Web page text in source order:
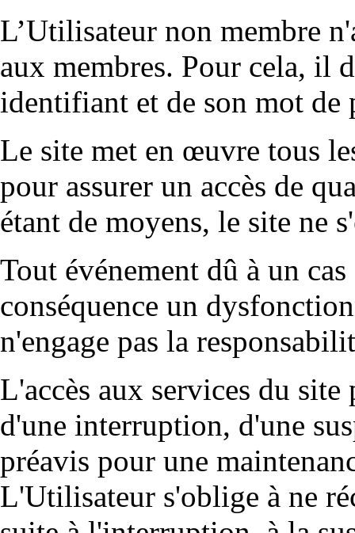
L’Utilisateur non membre
aux membres. Pour cela, il
identifiant et de son mot de
Le site met en œuvre tous
pour assurer un accès de
étant de moyens, le site ne
Tout événement dû à un
conséquence un
n'engage pas la
L'accès aux services du
d'une interruption, d'une
préavis pour une
L'Utilisateur s'oblige à ne